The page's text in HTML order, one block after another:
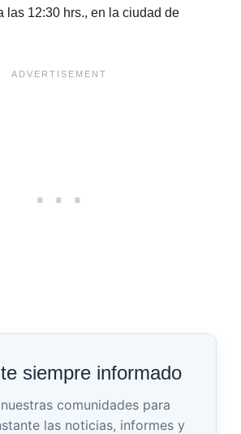
las 12:30 hrs., en la ciudad de
siempre informado
comunidades para
las noticias, informes y